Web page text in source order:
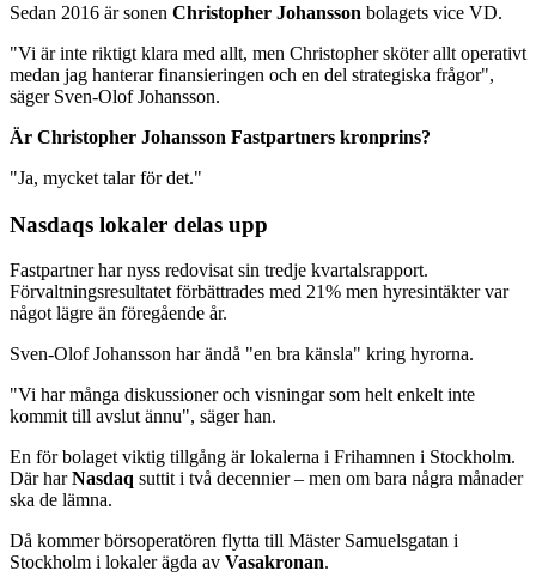
Sedan 2016 är sonen Christopher Johansson bolagets vice VD.
"Vi är inte riktigt klara med allt, men Christopher sköter allt operativt
medan jag hanterar finansieringen och en del strategiska frågor",
säger Sven-Olof Johansson.
Är Christopher Johansson Fastpartners kronprins?
"Ja, mycket talar för det."
Nasdaqs lokaler delas upp
Fastpartner har nyss redovisat sin tredje kvartalsrapport.
Förvaltningsresultatet förbättrades med 21% men hyresintäkter var
något lägre än föregående år.
Sven-Olof Johansson har ändå "en bra känsla" kring hyrorna.
"Vi har många diskussioner och visningar som helt enkelt inte
kommit till avslut ännu", säger han.
En för bolaget viktig tillgång är lokalerna i Frihamnen i Stockholm.
Där harNasdaq suttit i två decennier – men om bara några månader
ska de lämna.
Då kommer börsoperatören flytta till Mäster Samuelsgatan i
Stockholm i lokaler ägda av Vasakronan.